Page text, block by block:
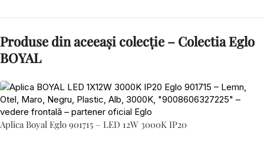
Produse din aceeași colecție – Colectia Eglo
BOYAL
Aplica Boyal Eglo 901715 – LED 12W 3000K IP20